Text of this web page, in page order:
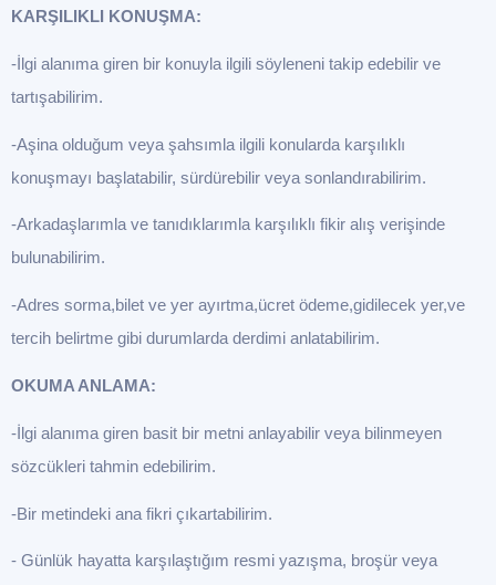
KARŞILIKLI KONUŞMA:
-İlgi alanıma giren bir konuyla ilgili söyleneni takip edebilir ve
tartışabilirim.
-Aşina olduğum veya şahsımla ilgili konularda karşılıklı
konuşmayı başlatabilir, sürdürebilir veya sonlandırabilirim.
-Arkadaşlarımla ve tanıdıklarımla karşılıklı fikir alış verişinde
bulunabilirim.
-Adres sorma,bilet ve yer ayırtma,ücret ödeme,gidilecek yer,ve
tercih belirtme gibi durumlarda derdimi anlatabilirim.
OKUMA ANLAMA:
-İlgi alanıma giren basit bir metni anlayabilir veya bilinmeyen
sözcükleri tahmin edebilirim.
-Bir metindeki ana fikri çıkartabilirim.
- Günlük hayatta karşılaştığım resmi yazışma, broşür veya